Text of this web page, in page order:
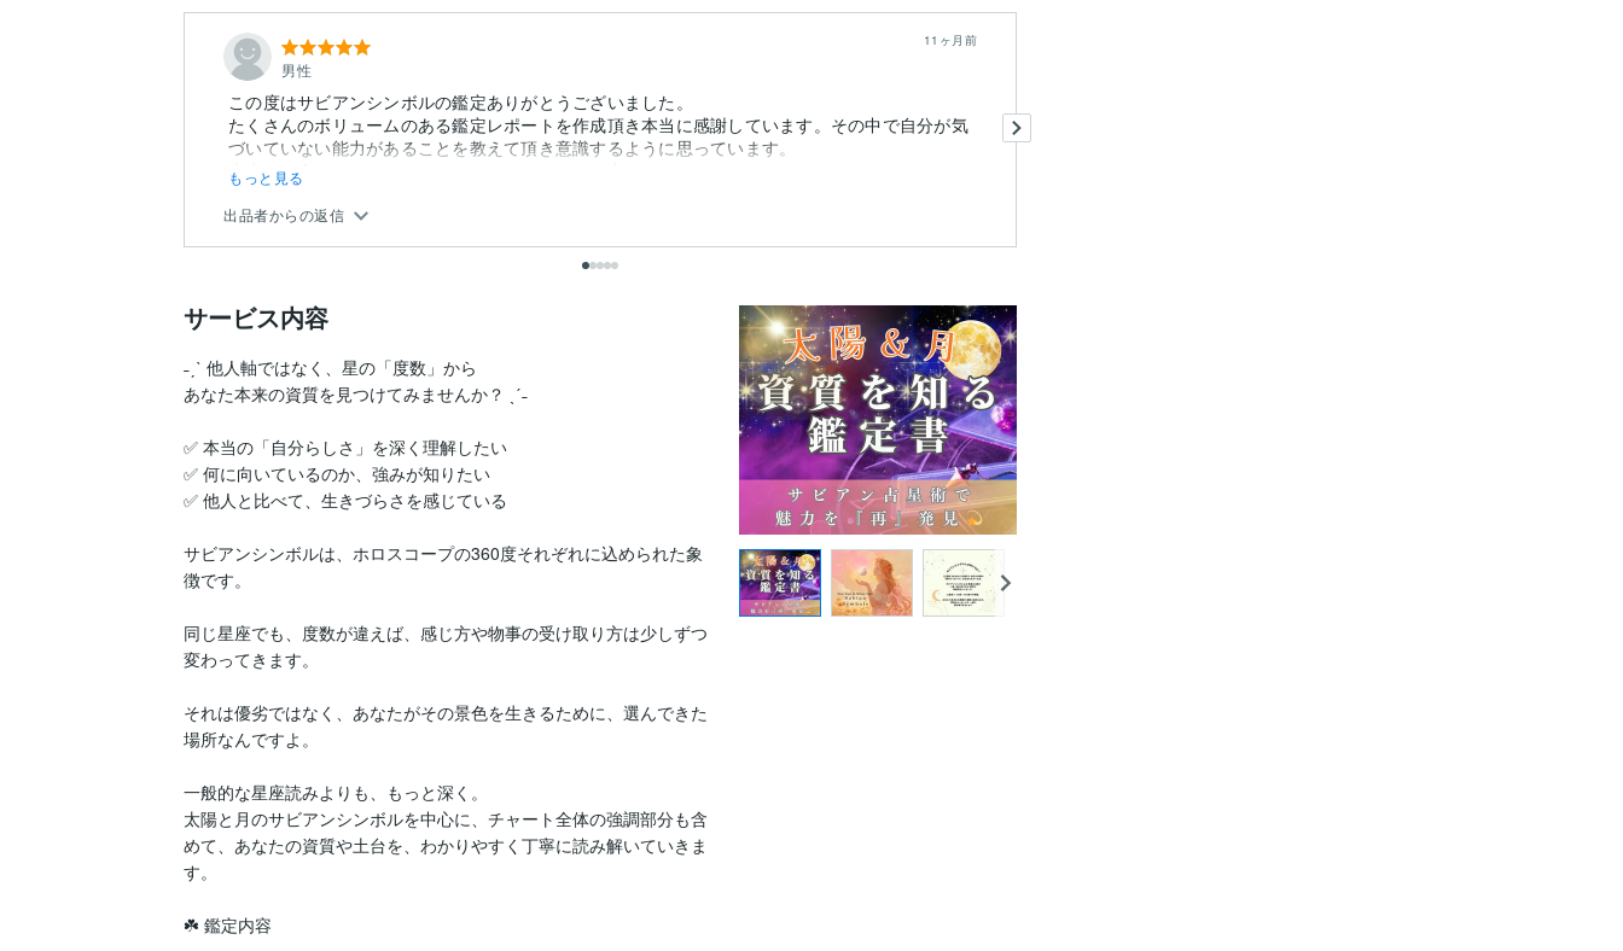
男性
11ヶ月前
この度はサビアンシンボルの鑑定ありがとうございました。
たくさんのボリュームのある鑑定レポートを作成頂き本当に感謝しています。その中で自分が気
づいていない能力があることを教えて頂き意識するように思っています。
先生とは会ったことがありませんが、やりとりの中で...
もっと見る
出品者からの返信
サービス内容
˗ˏˋ 他人軸ではなく、星の「度数」から
あなた本来の資質を見つけてみませんか？ ˎˊ˗
✅ 本当の「自分らしさ」を深く理解したい
✅ 何に向いているのか、強みが知りたい
✅ 他人と比べて、生きづらさを感じている
サビアンシンボルは、ホロスコープの360度それぞれに込められた象
徴です。
同じ星座でも、度数が違えば、感じ方や物事の受け取り方は少しずつ
変わってきます。
それは優劣ではなく、あなたがその景色を生きるために、選んできた
場所なんですよ。
一般的な星座読みよりも、もっと深く。
太陽と月のサビアンシンボルを中心に、チャート全体の強調部分も含
めて、あなたの資質や土台を、わかりやすく丁寧に読み解いていきま
す。
☘️ 鑑定内容